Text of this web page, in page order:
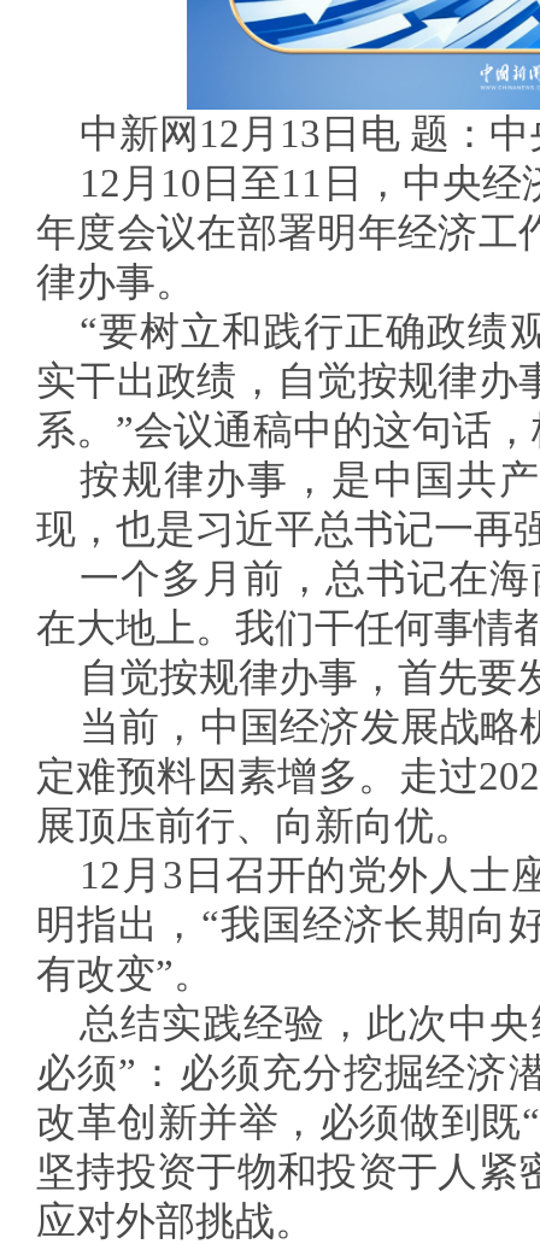
中新网12月13日电 题：
12月10日至11日，中央
年度会议在部署明年经济工
律办事。
“要树立和践行正确政绩
实干出政绩，自觉按规律办
系。”会议通稿中的这句话
按规律办事，是中国共
现，也是习近平总书记一再
一个多月前，总书记在
在大地上。我们干任何事情
自觉按规律办事，首先要
当前，中国经济发展战
定难预料因素增多。走过
展顶压前行、向新向优。
12月3日召开的党外人士
明指出，“我国经济长期向
有改变”。
总结实践经验，此次中
必须”：必须充分挖掘经济
改革创新并举，必须做到既
坚持投资于物和投资于人紧
应对外部挑战。